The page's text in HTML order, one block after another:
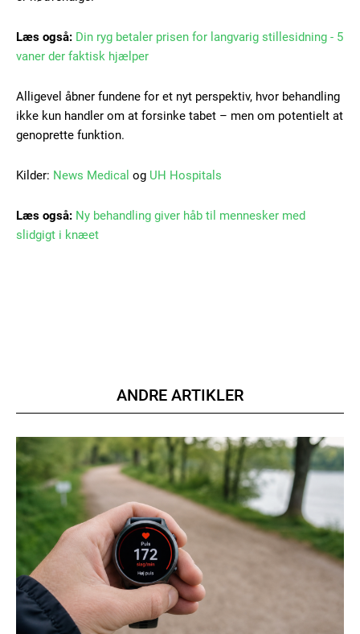
Nullam eu erat condimentum
Orci varius natoque dolor
Member full access
100DKK
Donec quis est ac felis
Orci varius natoque dolor
YEARLY PRICING MONTHLY PRICING
Læs også: Din ryg betaler prisen for langvarig stillesidning - 5
vaner der faktisk hjælper
Alligevel åbner fundene for et nyt perspektiv, hvor behandling
ikke kun handler om at forsinke tabet – men om potentielt at
genoprette funktion.
Kilder: News Medical og UH Hospitals
Læs også: Ny behandling giver håb til mennesker med
slidgigt i knæet
ANDRE ARTIKLER